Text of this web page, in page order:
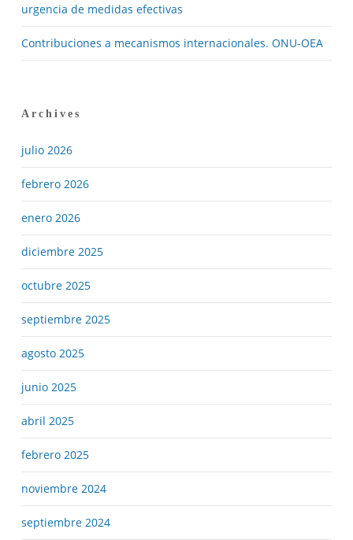
urgencia de medidas efectivas
Contribuciones a mecanismos internacionales. ONU-OEA
Archives
julio 2026
febrero 2026
enero 2026
diciembre 2025
octubre 2025
septiembre 2025
agosto 2025
junio 2025
abril 2025
febrero 2025
noviembre 2024
septiembre 2024